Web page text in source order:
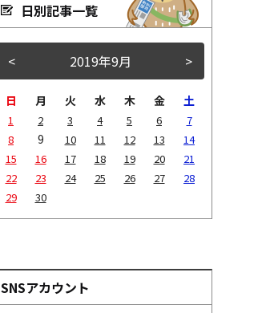
日別記事一覧
< >
2019年9月
日 月 火 水 木 金 土
1 2 3 4 5 6
7
8
9 10 11 12 13
14
15
16 17 18 19 20
21
22
23 24 25 26 27
28
29
30
SNSアカウント